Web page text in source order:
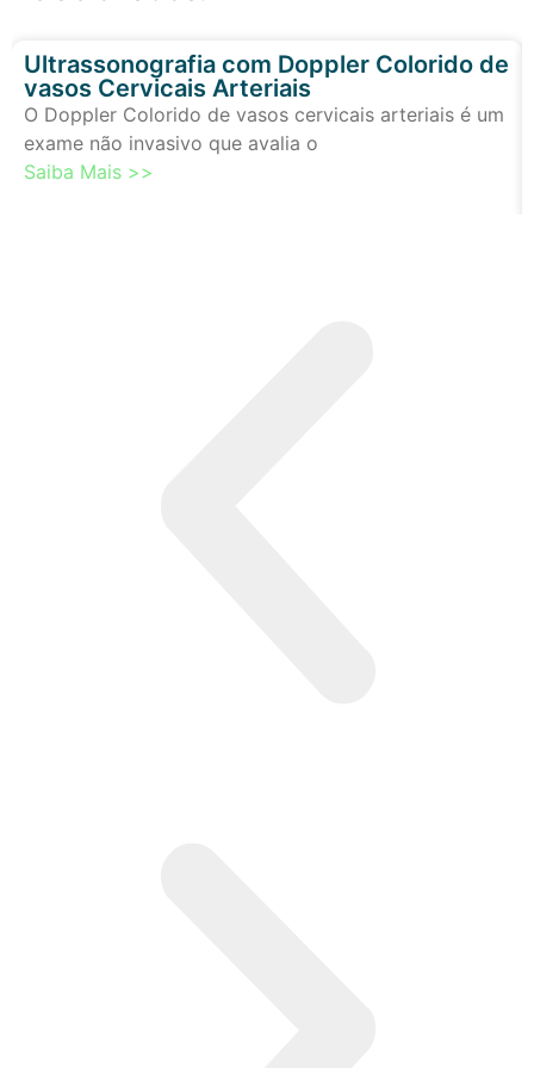
Ultrassonografia com Doppler Colorido de
vasos Cervicais Arteriais
O Doppler Colorido de vasos cervicais arteriais é um
exame não invasivo que avalia o
Saiba Mais >>